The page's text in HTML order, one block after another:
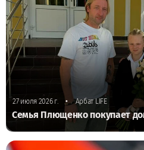
27 июля 2026 г. • Арбат LIFE
Семья Плющенко покупает